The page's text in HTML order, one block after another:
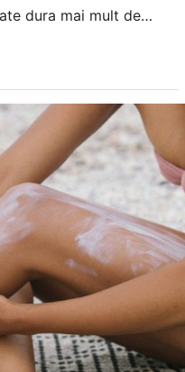
dura mai mult de
aplicate pot
si se poate
asta pentru a preveni…